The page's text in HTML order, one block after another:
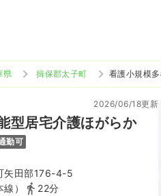
県 揖保郡太子町 看護小規模
型居宅介護ほがらか
2026/06/18更新
勤可
矢田部176-4-5
）
22分